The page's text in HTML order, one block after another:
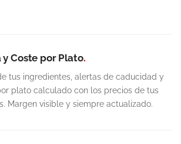
y Coste por Plato.
tus ingredientes, alertas de caducidad y
plato calculado con los precios de tus
Margen visible y siempre actualizado.